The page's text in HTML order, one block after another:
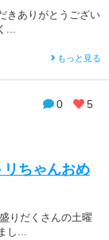
きありがとうござい
...
もっと見る
0 5
ちゃんおめ
りだくさんの土曜
し...